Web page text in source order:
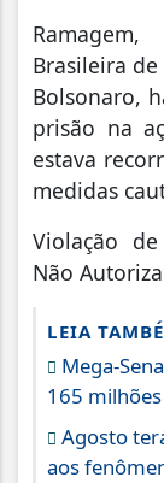
Brasileira
Bolsonaro,
prisão na
estava
medidas
Violação
Não
LEIA
Mega-
165
Agosto
aos